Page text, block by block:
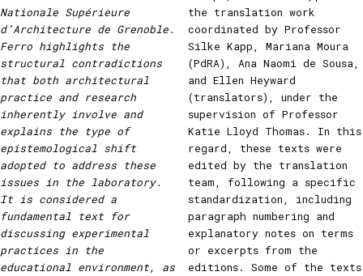
Nationale Supérieure
d’Architecture de Grenoble.
Ferro highlights the
structural contradictions
that both architectural
practice and research
inherently involve and
explains the type of
epistemological shift
adopted to address these
issues in the laboratory.
It is considered a
fundamental text for
discussing experimental
practices in the
educational environment, as
the translation work
coordinated by Professor
Silke Kapp, Mariana Moura
(PdRA), Ana Naomi de Sousa,
and Ellen Heyward
(translators), under the
supervision of Professor
Katie Lloyd Thomas. In this
regard, these texts were
edited by the translation
team, following a specific
standardization, including
paragraph numbering and
explanatory notes on terms
or excerpts from the
editions. Some of the texts